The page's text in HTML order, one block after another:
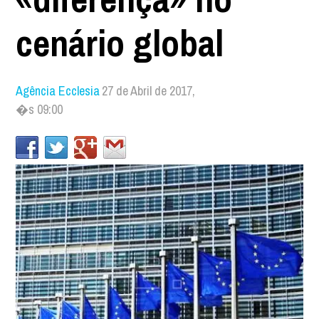
cenário global
Agência Ecclesia27 de Abril de 2017,
�s 09:00